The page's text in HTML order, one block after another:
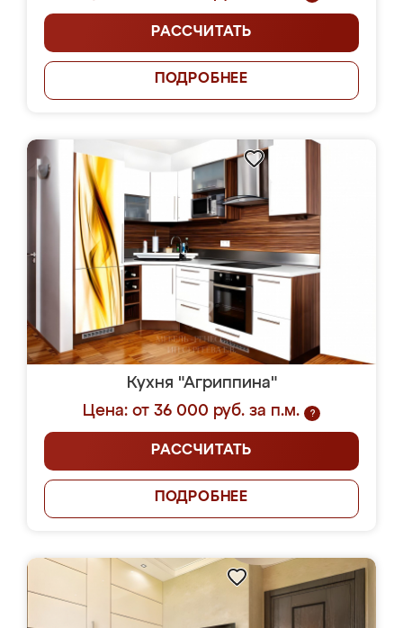
РАССЧИТАТЬ
ПОДРОБНЕЕ
Кухня "Агриппина"
Цена: от 36 000 руб. за п.м.
?
РАССЧИТАТЬ
ПОДРОБНЕЕ